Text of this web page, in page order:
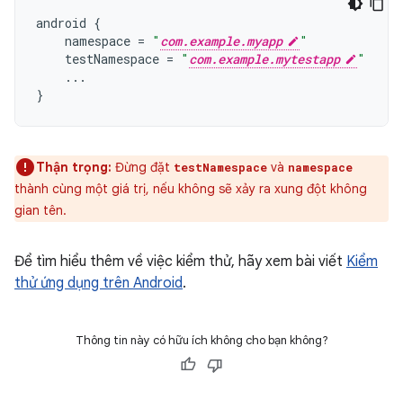
android {
namespace = " com.example.myapp
"
testNamespace = " com.example.mytestapp
"
...
}
Thận trọng: Đừng đặt testNamespace và namespace
thành cùng một giá trị, nếu không sẽ xảy ra xung đột không
gian tên.
Để tìm hiểu thêm về việc kiểm thử, hãy xem bài viết Kiểm
thử ứng dụng trên Android.
Thông tin này có hữu ích không cho bạn không?